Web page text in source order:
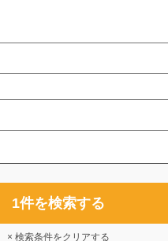
1件を検索する
× 検索条件をクリアする